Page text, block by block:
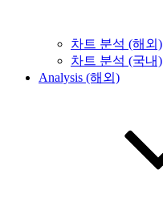
차트 분석 (해외)
차트 분석 (국내)
Analysis (해외)